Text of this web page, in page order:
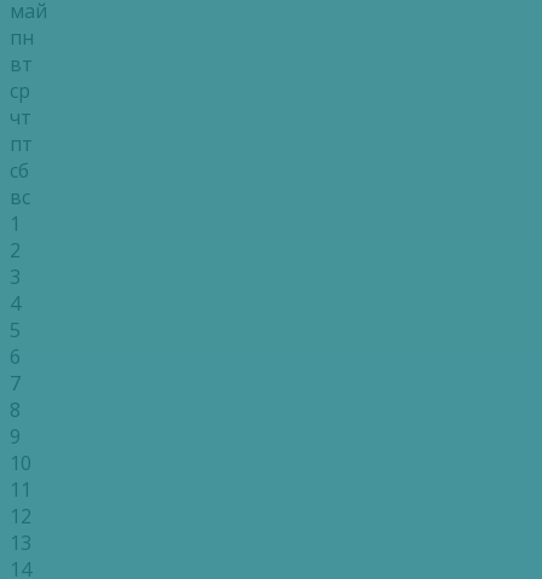
май
пн
вт
ср
чт
пт
сб
вс
1
2
3
4
5
6
7
8
9
10
11
12
13
14